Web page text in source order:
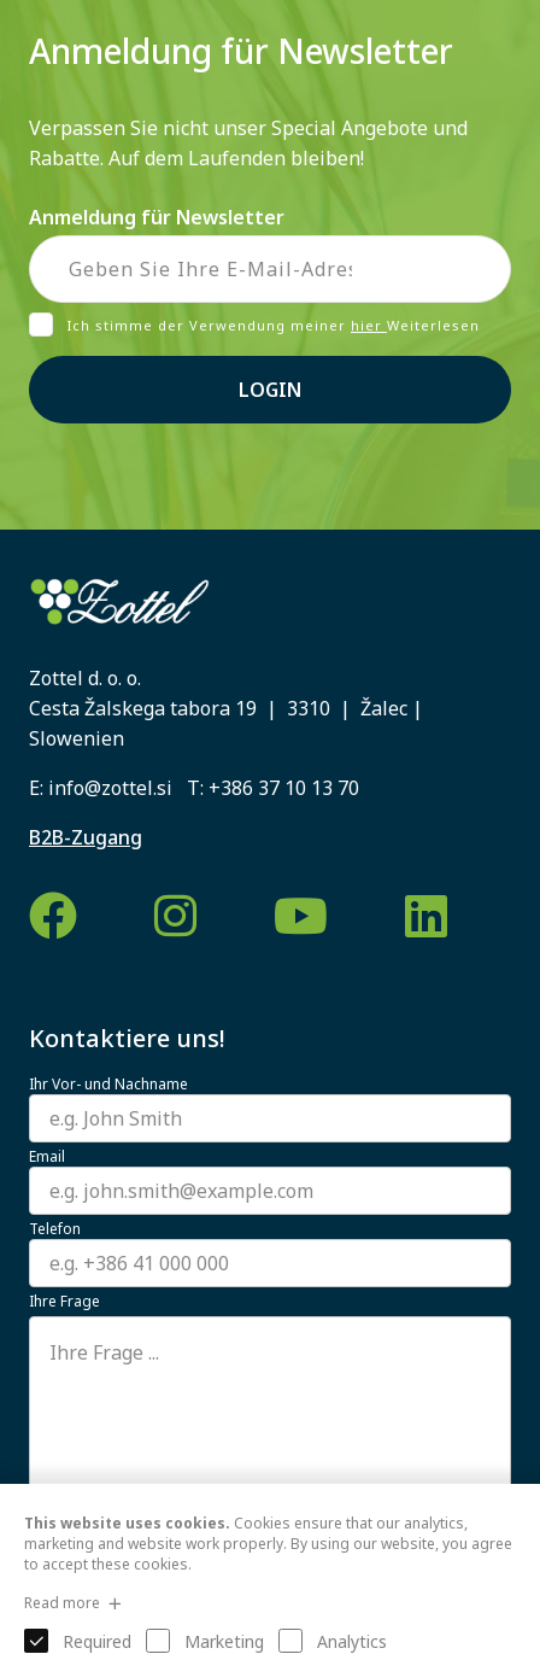
Anmeldung für Newsletter
Verpassen Sie nicht unser Special Angebote und
Rabatte. Auf dem Laufenden bleiben!
Anmeldung für Newsletter
Ich stimme der Verwendung meiner hier Weiterlesen
LOGIN
Zottel d. o. o.
Cesta Žalskega tabora 19 | 3310 | Žalec |
Slowenien
E: info@zottel.si T: +386 37 10 13 70
B2B-Zugang
Kontaktiere uns!
Ihr Vor- und Nachname
Email
Telefon
Ihre Frage
Ich stimme der Verwendung meiner hierWeiterlesen
This website uses cookies. Cookies ensure that our analytics,
marketing and website work properly. By using our website, you agree
to accept these cookies.
Read more
Required Marketing Analytics